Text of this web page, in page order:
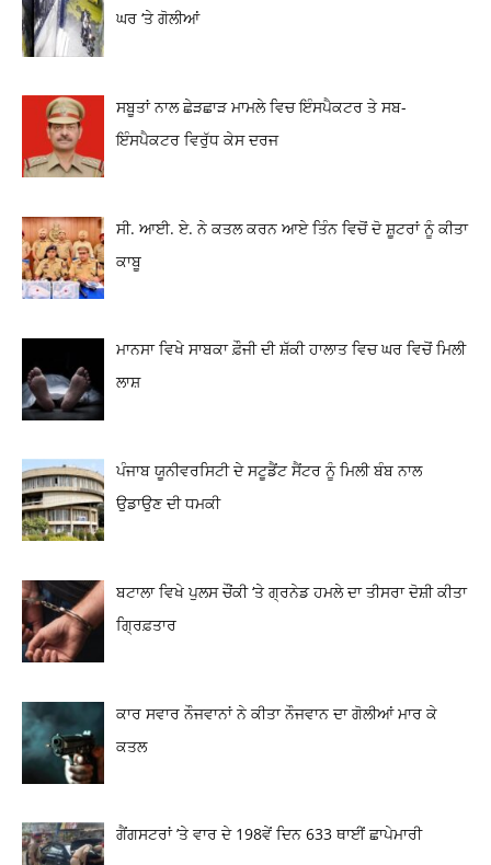
ਘਰ ‘ਤੇ ਗੋਲੀਆਂ
ਸਬੂਤਾਂ ਨਾਲ ਛੇੜਛਾੜ ਮਾਮਲੇ ਵਿਚ ਇੰਸਪੈਕਟਰ ਤੇ ਸਬ-
ਇੰਸਪੈਕਟਰ ਵਿਰੁੱਧ ਕੇਸ ਦਰਜ
ਸੀ. ਆਈ. ਏ. ਨੇ ਕਤਲ ਕਰਨ ਆਏ ਤਿੰਨ ਵਿਚੋਂ ਦੋ ਸ਼ੂਟਰਾਂ ਨੂੰ ਕੀਤਾ
ਕਾਬੂ
ਮਾਨਸਾ ਵਿਖੇ ਸਾਬਕਾ ਫ਼ੌਜੀ ਦੀ ਸ਼ੱਕੀ ਹਾਲਾਤ ਵਿਚ ਘਰ ਵਿਚੋਂ ਮਿਲੀ
ਲਾਸ਼
ਪੰਜਾਬ ਯੂਨੀਵਰਸਿਟੀ ਦੇ ਸਟੂਡੈਂਟ ਸੈਂਟਰ ਨੂੰ ਮਿਲੀ ਬੰਬ ਨਾਲ
ਉਡਾਉਣ ਦੀ ਧਮਕੀ
ਬਟਾਲਾ ਵਿਖੇ ਪੁਲਸ ਚੌਂਕੀ ‘ਤੇ ਗ੍ਰਨੇਡ ਹਮਲੇ ਦਾ ਤੀਸਰਾ ਦੋਸ਼ੀ ਕੀਤਾ
ਗ੍ਰਿਫ਼ਤਾਰ
ਕਾਰ ਸਵਾਰ ਨੌਜਵਾਨਾਂ ਨੇ ਕੀਤਾ ਨੌਜਵਾਨ ਦਾ ਗੋਲੀਆਂ ਮਾਰ ਕੇ
ਕਤਲ
ਗੈਂਗਸਟਰਾਂ ’ਤੇ ਵਾਰ ਦੇ 198ਵੇਂ ਦਿਨ 633 ਥਾਈਂ ਛਾਪੇਮਾਰੀ